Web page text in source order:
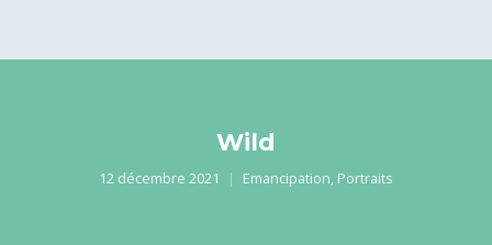
Wild
12 décembre 2021 Emancipation, Portraits